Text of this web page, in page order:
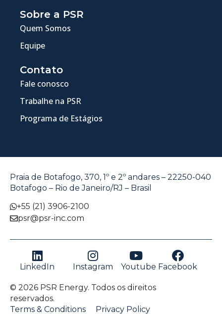
Sobre a PSR
Quem Somos
Equipe
Contato
Fale conosco
Trabalhe na PSR
Programa de Estágios
Praia de Botafogo, 370, 1º e 2º andares – 22250-040
Botafogo – Rio de Janeiro/RJ – Brasil
+55 (21) 3906-2100
psr@psr-inc.com
LinkedIn Instagram Youtube Facebook
© 2026 PSR Energy. Todos os direitos
reservados.
Terms & Conditions
Privacy Policy